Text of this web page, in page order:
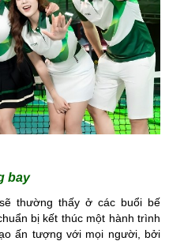
bay
thường thấy ở các buổi bế
bị kết thúc một hành trình
ấn tượng với mọi người, bởi